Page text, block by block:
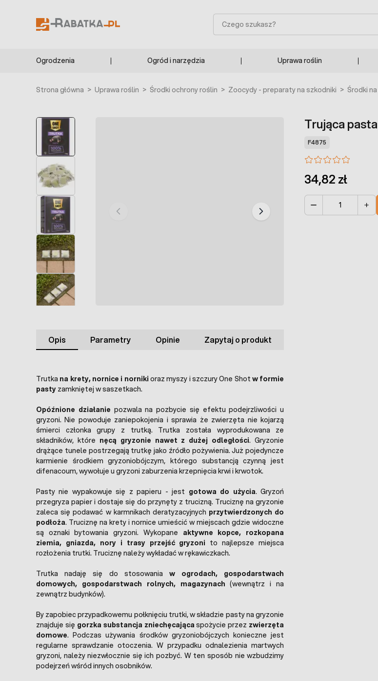
Szukaj
Ogrodzenia Ogród i narzędzia Uprawa roślin
Strona główna > Uprawa roślin > Środki ochrony roślin > Zoocydy - preparaty na szkodniki > Środki
Trująca
F4875
34,82 zł
Opis Parametry Opinie Zapytaj o produkt
Trutka na krety, nornice i norniki oraz myszy i szczury One Shot w formie
pasty zamkniętej w saszetkach.
Opóźnione działanie pozwala na pozbycie się efektu podejrzliwości u
gryzoni. Nie powoduje zaniepokojenia i sprawia że zwierzęta nie kojarzą
śmierci członka grupy z trutką. Trutka została wyprodukowana ze
składników, które nęcą gryzonie nawet z dużej odległości. Gryzonie
drążące tunele postrzegają trutkę jako źródło pożywienia. Już pojedyncze
karmienie środkiem gryzoniobójczym, którego substancją czynną jest
difenacoum, wywołuje u gryzoni zaburzenia krzepnięcia krwi i krwotok.
Pasty nie wypakowuje się z papieru - jest gotowa do użycia. Gryzoń
przegryza papier i dostaje się do przynęty z trucizną. Truciznę na gryzonie
zaleca się podawać w karmnikach deratyzacyjnych przytwierdzonych do
podłoża. Truciznę na krety i nornice umieścić w miejscach gdzie widoczne
są oznaki bytowania gryzoni. Wykopane aktywne kopce, rozkopana
ziemia, gniazda, nory i trasy przejść gryzoni to najlepsze miejsca
rozłożenia trutki. Truciznę należy wykładać w rękawiczkach.
Trutka nadaję się do stosowania w ogrodach, gospodarstwach
domowych, gospodarstwach rolnych, magazynach(wewnątrz i na
zewnątrz budynków).
By zapobiec przypadkowemu połknięciu trutki, w składzie pasty na gryzonie
znajduje się gorzka substancja zniechęcająca spożycie przez zwierzęta
domowe. Podczas używania środków gryzoniobójczych konieczne jest
regularne sprawdzanie otoczenia. W przypadku odnalezienia martwych
gryzoni, należy niezwłocznie się ich pozbyć. W ten sposób nie wzbudzimy
podejrzeń wśród innych osobników.